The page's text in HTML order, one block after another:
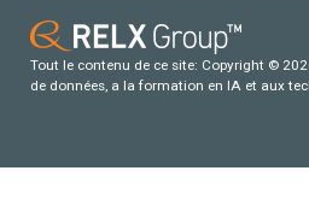
Tout le contenu de ce site: Copyright ©
de données, a la formation en IA et aux